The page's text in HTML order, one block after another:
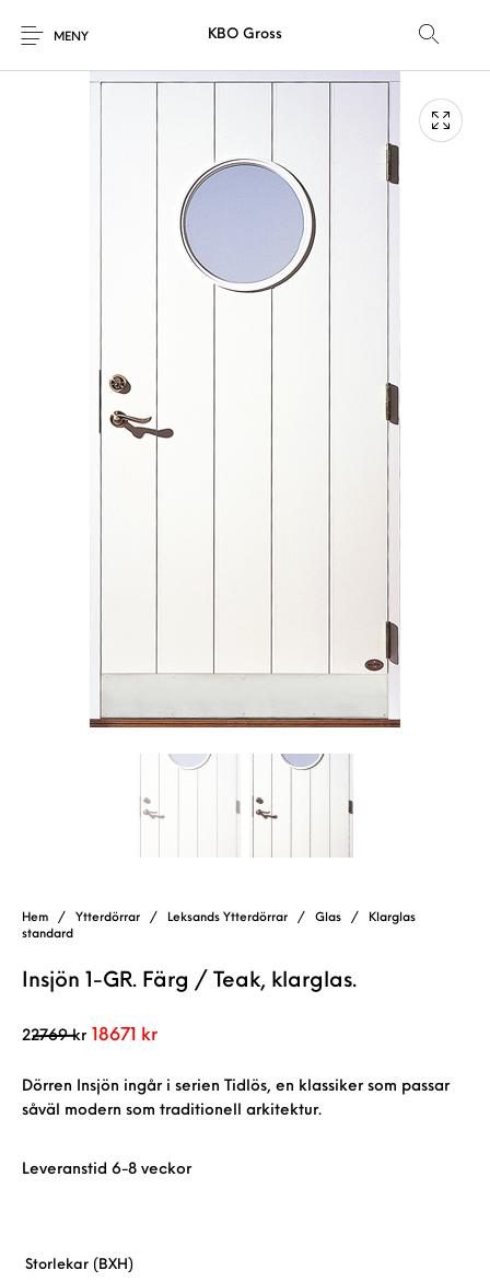
MENY KBO Gross
Hem / Ytterdörrar / Leksands Ytterdörrar / Glas /
Klarglas
standard
Insjön 1-GR. Färg / Teak, klarglas.
22769kr Det ursprungliga priset var: 22769 kr.
18671 krDet nuvarande priset är: 18671 kr.
Dörren Insjön ingår i serien Tidlös, en klassiker som passar
såväl modern som traditionell arkitektur.
Leveranstid 6-8 veckor
Storlekar (BXH)